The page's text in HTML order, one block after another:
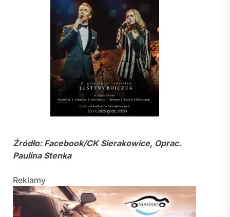
Źródło: Facebook/CK Sierakowice, Oprac.
Paulina Stenka
Reklamy